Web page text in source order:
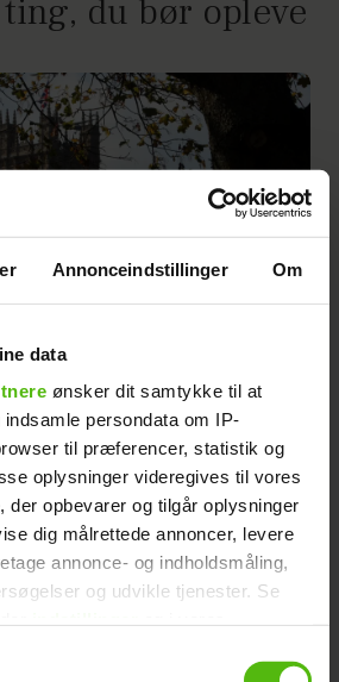
Annonceindstillinger Om
data
ønsker dit samtykke til at
persondata om IP-
til præferencer, statistik og
oplysninger videregives til vores
der opbevarer og tilgår oplysninger
dig målrettede annoncer, levere
annonce- og indholdsmåling,
og udvikle tjenester. Se
fra vores
du bør opleve
Abbey?
kan du opleve i